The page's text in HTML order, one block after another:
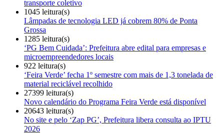
transporte coletivo
1045 leitura(s)
Lâmpadas de tecnologia LED já cobrem 80% de Ponta
Grossa
1285 leitura(s)
‘PG Bem Cuidada’: Prefeitura abre edital para empresas e
microempreendedores locais
922 leitura(s)
‘Feira Verde’ fecha 1º semestre com mais de 1,3 tonelada de
material reciclável recolhido
27399 leitura(s)
Novo calendário do Programa Feira Verde está disponível
20643 leitura(s)
No site e pelo ‘Zap PG’, Prefeitura libera consulta ao IPTU
2026